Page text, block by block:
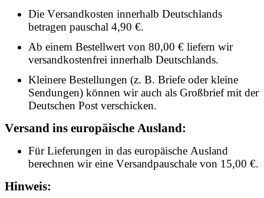
Die Versandkosten innerhalb Deutschlands
betragen pauschal 4,90 €.
Ab einem Bestellwert von 80,00 € liefern wir
versandkostenfrei innerhalb Deutschlands.
Kleinere Bestellungen (z. B. Briefe oder kleine
Sendungen) können wir auch als Großbrief mit der
Deutschen Post verschicken.
Versand ins europäische Ausland:
Für Lieferungen in das europäische Ausland
berechnen wir eine Versandpauschale von 15,00 €.
Hinweis: